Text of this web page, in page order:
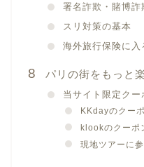
署名詐欺・賭博詐
スリ対策の基本
海外旅行保険に入
パリの街をもっと
当サイト限定クー
KKdayのクー
klookのクーポ
現地ツアーに